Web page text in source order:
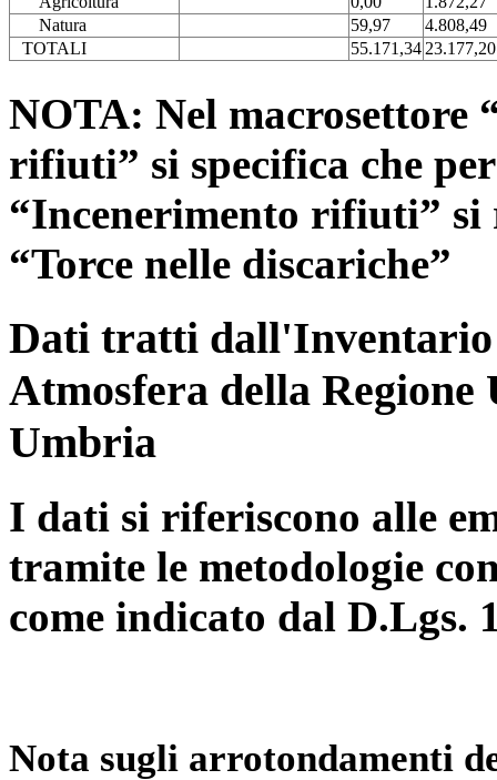
Natura
59,97
4.808,49
TOTALI
55.171,3423.177,20
NOTA: Nel macrosettore
rifiuti” si specifica che
“Incenerimento rifiuti”
“Torce nelle discariche”
Dati tratti dall'Inventario
Atmosfera della
Umbria
I dati si riferiscono alle
tramite le metodologie
come indicato dal D.Lgs.
Nota sugli arrotondamenti